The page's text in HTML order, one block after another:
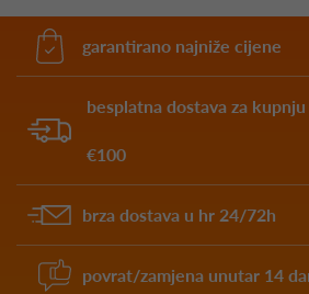
garantirano najniže cijene
besplatna dostava za kupnju
€100
brza dostava u hr 24/72h
povrat/zamjena unutar 14